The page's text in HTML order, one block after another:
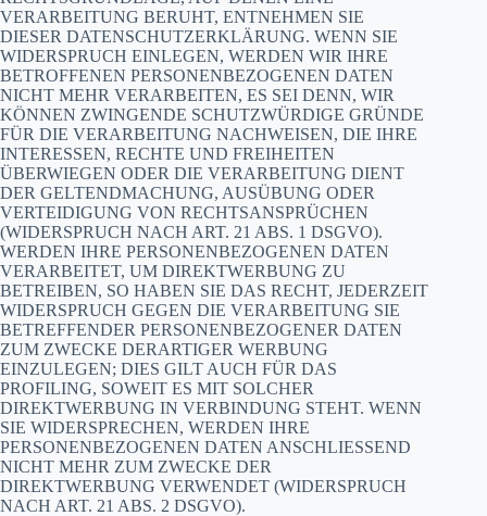
VERARBEITUNG BERUHT, ENTNEHMEN SIE
DIESER DATENSCHUTZERKLÄRUNG. WENN SIE
WIDERSPRUCH EINLEGEN, WERDEN WIR IHRE
BETROFFENEN PERSONENBEZOGENEN DATEN
NICHT MEHR VERARBEITEN, ES SEI DENN, WIR
KÖNNEN ZWINGENDE SCHUTZWÜRDIGE GRÜNDE
FÜR DIE VERARBEITUNG NACHWEISEN, DIE IHRE
INTERESSEN, RECHTE UND FREIHEITEN
ÜBERWIEGEN ODER DIE VERARBEITUNG DIENT
DER GELTENDMACHUNG, AUSÜBUNG ODER
VERTEIDIGUNG VON RECHTSANSPRÜCHEN
(WIDERSPRUCH NACH ART. 21 ABS. 1 DSGVO).
WERDEN IHRE PERSONENBEZOGENEN DATEN
VERARBEITET, UM DIREKTWERBUNG ZU
BETREIBEN, SO HABEN SIE DAS RECHT, JEDERZEIT
WIDERSPRUCH GEGEN DIE VERARBEITUNG SIE
BETREFFENDER PERSONENBEZOGENER DATEN
ZUM ZWECKE DERARTIGER WERBUNG
EINZULEGEN; DIES GILT AUCH FÜR DAS
PROFILING, SOWEIT ES MIT SOLCHER
DIREKTWERBUNG IN VERBINDUNG STEHT. WENN
SIE WIDERSPRECHEN, WERDEN IHRE
PERSONENBEZOGENEN DATEN ANSCHLIESSEND
NICHT MEHR ZUM ZWECKE DER
DIREKTWERBUNG VERWENDET (WIDERSPRUCH
NACH ART. 21 ABS. 2 DSGVO).